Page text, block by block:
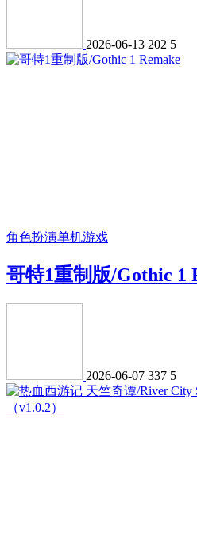
2026-06-13 202 5
角色扮演单机游戏
哥特1重制版/Gothic 1
2026-06-07 337 5